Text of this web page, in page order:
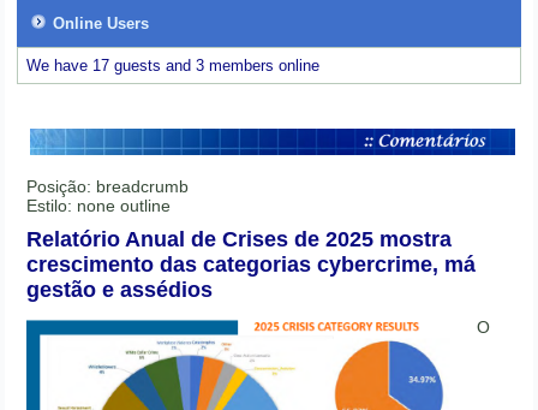
Online Users
We have 17 guests and 3 members online
Posição: breadcrumb
Estilo: none outline
Relatório Anual de Crises de 2025 mostra
crescimento das categorias cybercrime, má
gestão e assédios
O